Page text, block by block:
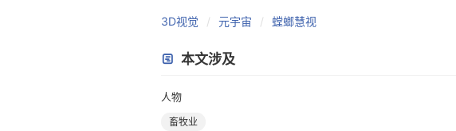
3D视觉 元宇宙 螳螂慧视
本文涉及
人物
畜牧业